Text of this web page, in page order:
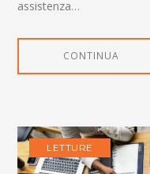
assistenza…
CONTINUA
LETTURE